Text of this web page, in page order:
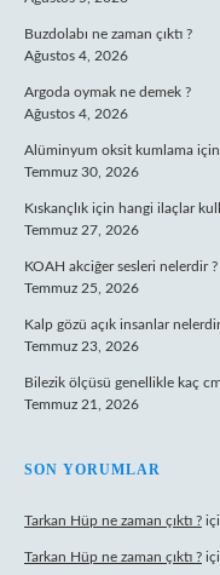
Buzdolabı ne zaman çıktı ?
Ağustos 4, 2026
Argoda oymak ne demek ?
Ağustos 4, 2026
Alüminyum oksit kumlama için
Temmuz 30, 2026
Kıskançlık için hangi ilaçlar
Temmuz 27, 2026
KOAH akciğer sesleri nelerdir ?
Temmuz 25, 2026
Kalp gözü açık insanlar
Temmuz 23, 2026
Bilezik ölçüsü genellikle kaç
Temmuz 21, 2026
SON YORUMLAR
Tarkan Hüp ne zaman çıktı ?
Tarkan Hüp ne zaman çıktı ?